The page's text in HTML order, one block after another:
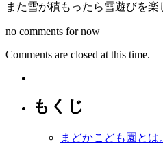
また雪が積もったら雪遊びを楽
no comments for now
Comments are closed at this time.
もくじ
まどかこども園とは